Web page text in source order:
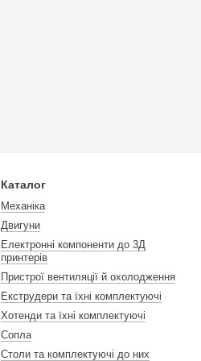
Каталог
Механіка
Двигуни
Електронні компоненти до 3Д
принтерів
Пристрої вентиляції й охолодження
Екструдери та їхні комплектуючі
Хотенди та їхні комплектуючі
Сопла
Столи та комплектуючі до них